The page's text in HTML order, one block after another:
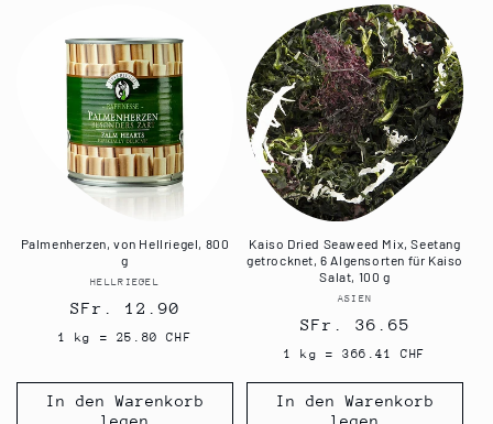
Palmenherzen, von Hellriegel, 800
g
Anbieter:
HELLRIEGEL
Normaler
Preis
SFr. 12.90
1 kg = 25.80 CHF
In den Warenkorb
Kaiso Dried Seaweed Mix, Seetang
getrocknet, 6 Algensorten für Kaiso
Salat, 100 g
Anbieter:
ASIEN
Normaler
Preis
SFr. 36.65
1 kg = 366.41 CHF
In den Warenkorb